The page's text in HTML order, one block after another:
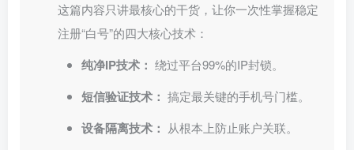
这篇内容只讲最核心的干货，让你一次性掌握稳定
注册“白号”的四大核心技术：
纯净IP技术： 绕过平台99%的IP封锁。
短信验证技术： 搞定最关键的手机号门槛。
设备隔离技术： 从根本上防止账户关联。